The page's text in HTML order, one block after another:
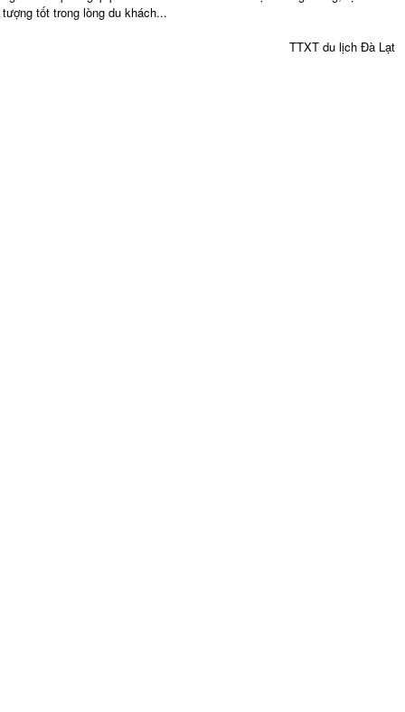
tượng tốt trong lòng du khách...
TTXT du lịch Đà Lạt